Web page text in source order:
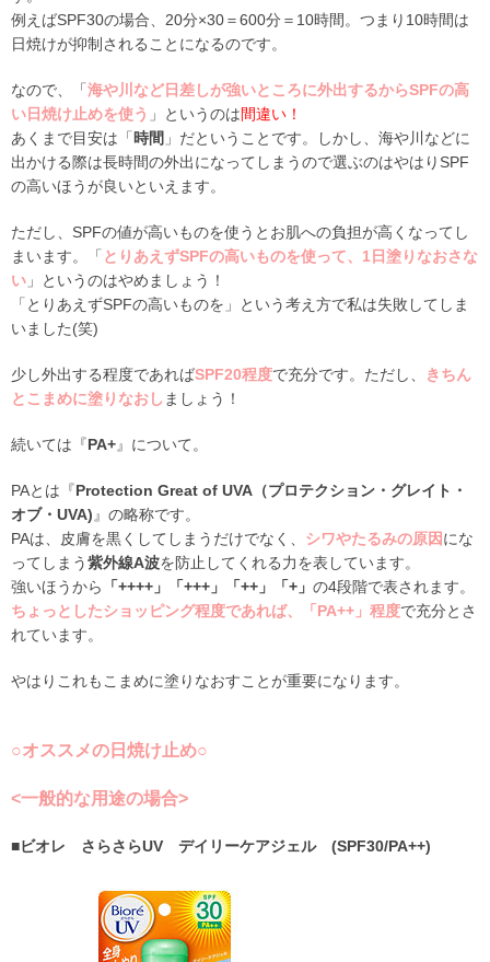
例えばSPF30の場合、20分×30＝600分＝10時間。つまり10時間は
日焼けが抑制されることになるのです。
なので、「海や川など日差しが強いところに外出するからSPFの高
い日焼け止めを使う 」というのは間違い！
あくまで目安は「時間 」だということです。しかし、海や川などに
出かける際は長時間の外出になってしまうので選ぶのはやはりSPF
の高いほうが良いといえます。
ただし、SPFの値が高いものを使うとお肌への負担が高くなってし
まいます。「 とりあえずSPFの高いものを使って、1日塗りなおさな
い 」というのはやめましょう！
「とりあえずSPFの高いものを」という考え方で私は失敗してしま
いました(笑)
少し外出する程度であればSPF20程度で充分です。ただし、
きちん
とこまめに塗りなおし ましょう！
続いては『PA+』について。
PAとは『Protection Great of UVA（プロテクション・グレイト・
オブ・UVA) 』の略称です。
PAは、皮膚を黒くしてしまうだけでなく、 シワやたるみの原因にな
ってしまう紫外線A波を防止してくれる力を表しています。
強いほうから
「++++」「+++」「++」「+」 の4段階で表されます。
ちょっとしたショッピング程度であれば、「PA++」程度で充分とさ
れています。
やはりこれもこまめに塗りなおすことが重要になります。
○オススメの日焼け止め○
<一般的な用途の場合>
■ビオレ さらさらUV デイリーケアジェル (SPF30/PA++)